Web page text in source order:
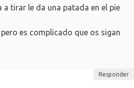
tirar le da una patada en el pie
es complicado que os sigan
Responder